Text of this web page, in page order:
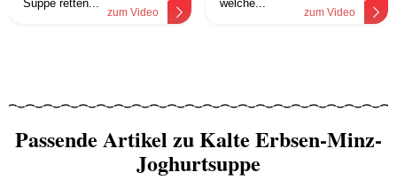
Suppe retten...
zum Video
welche...
zum Video
Passende Artikel zu Kalte Erbsen-Minz-
Joghurtsuppe